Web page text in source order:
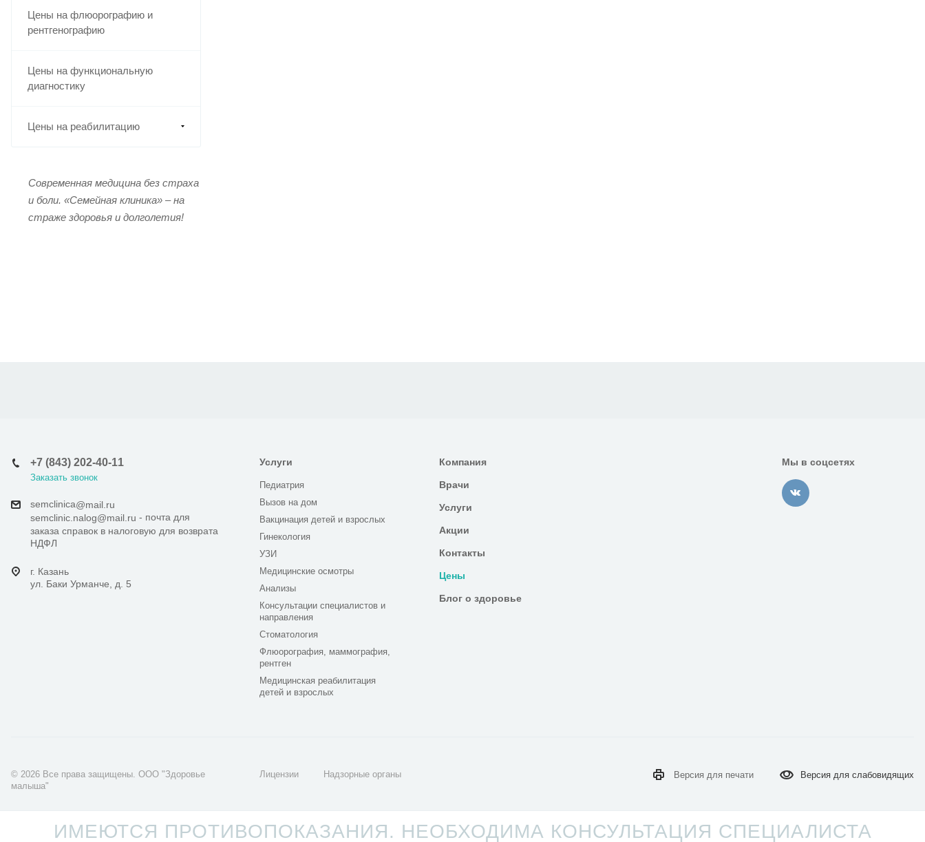
Цены на флюорографию и
рентгенографию
Цены на функциональную
диагностику
Цены на реабилитацию
Современная медицина без страха
и боли. «Семейная клиника» – на
страже здоровья и долголетия!
+7 (843) 202-40-11
Заказать звонок
semclinica@mail.ru
semclinic.nalog@mail.ru - почта для
заказа справок в налоговую для возврата
НДФЛ
г. Казань
ул. Баки Урманче, д. 5
Услуги
Педиатрия
Вызов на дом
Вакцинация детей и взрослых
Гинекология
УЗИ
Медицинские осмотры
Анализы
Консультации специалистов и
направления
Стоматология
Флюорография, маммография,
рентген
Медицинская реабилитация
детей и взрослых
Компания
Врачи
Услуги
Акции
Контакты
Цены
Блог о здоровье
Мы в соцсетях
© 2026 Все права защищены. ООО "Здоровье
малыша"
Версия для слабовидящих
Версия для печати
Лицензии Надзорные органы
ИМЕЮТСЯ ПРОТИВОПОКАЗАНИЯ. НЕОБХОДИМА КОНСУЛЬТАЦИЯ СПЕЦИАЛИСТА